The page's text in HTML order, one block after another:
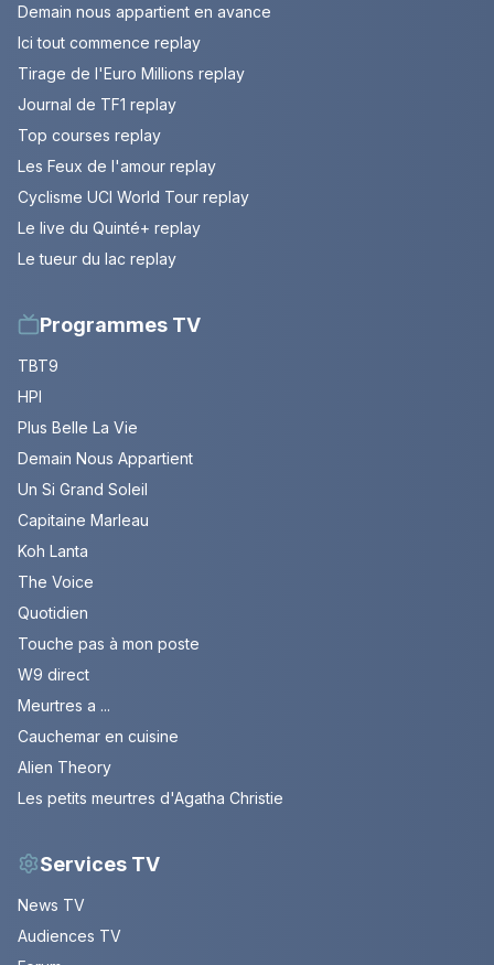
Demain nous appartient en avance
Ici tout commence replay
Tirage de l'Euro Millions replay
Journal de TF1 replay
Top courses replay
Les Feux de l'amour replay
Cyclisme UCI World Tour replay
Le live du Quinté+ replay
Le tueur du lac replay
Programmes TV
TBT9
HPI
Plus Belle La Vie
Demain Nous Appartient
Un Si Grand Soleil
Capitaine Marleau
Koh Lanta
The Voice
Quotidien
Touche pas à mon poste
W9 direct
Meurtres a ...
Cauchemar en cuisine
Alien Theory
Les petits meurtres d'Agatha Christie
Services TV
News TV
Audiences TV